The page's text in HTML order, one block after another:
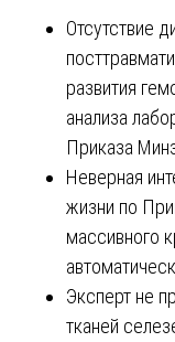
Отсутствие
развития
анализа
Приказа
Неверная
жизни по
массивного
Эксперт не
тканей